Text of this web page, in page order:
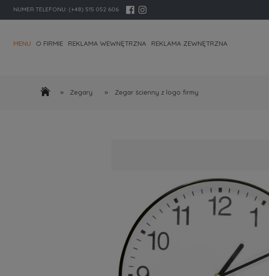
NUMER TELEFONU: (+48) 515 052 606
MENU O FIRMIE REKLAMA WEWNĘTRZNA REKLAMA ZEWNĘTRZNA
» Zegary » Zegar ścienny z logo firmy